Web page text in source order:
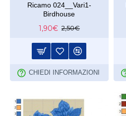
Ricamo 024__Vari1-
Birdhouse
1,90€ 2,50€
CHIEDI INFORMAZIONI